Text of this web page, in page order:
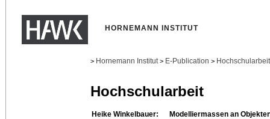
HORNEMANN INSTITUT
> Hornemann Institut > E-Publication >
Hochschularbeit
Heike Winkelbauer:
Modelliermassen an